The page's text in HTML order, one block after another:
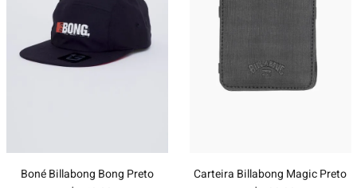
Boné Billabong Bong Preto
Carteira Billabong Magic Preto